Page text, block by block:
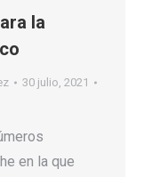
la
30 julio, 2021
en la que